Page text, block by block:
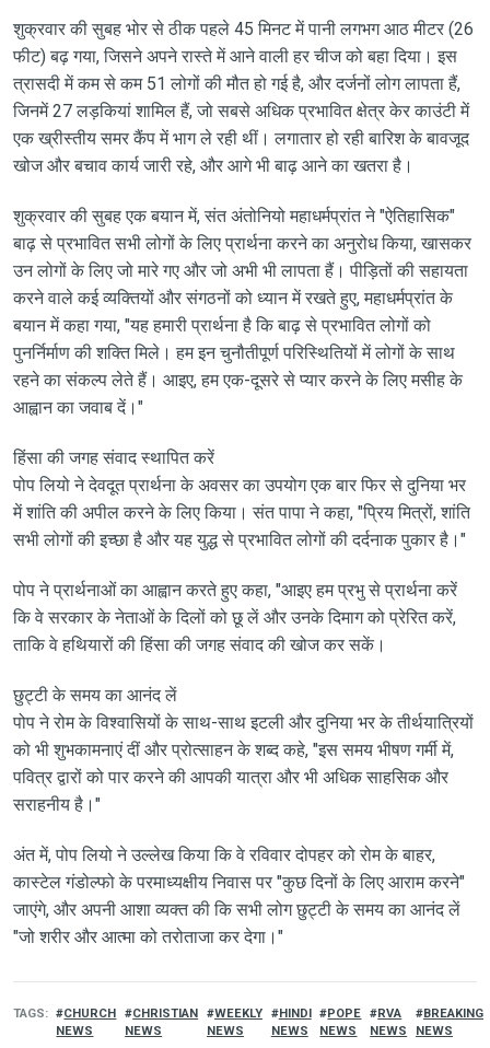
शुक्रवार की सुबह भोर से ठीक पहले 45 मिनट में पानी लगभग आठ मीटर (26
फीट) बढ़ गया, जिसने अपने रास्ते में आने वाली हर चीज को बहा दिया। इस
त्रासदी में कम से कम 51 लोगों की मौत हो गई है, और दर्जनों लोग लापता हैं,
जिनमें 27 लड़कियां शामिल हैं, जो सबसे अधिक प्रभावित क्षेत्र केर काउंटी में
एक ख्रीस्तीय समर कैंप में भाग ले रही थीं। लगातार हो रही बारिश के बावजूद
खोज और बचाव कार्य जारी रहे, और आगे भी बाढ़ आने का खतरा है।
शुक्रवार की सुबह एक बयान में, संत अंतोनियो महाधर्मप्रांत ने "ऐतिहासिक"
बाढ़ से प्रभावित सभी लोगों के लिए प्रार्थना करने का अनुरोध किया, खासकर
उन लोगों के लिए जो मारे गए और जो अभी भी लापता हैं। पीड़ितों की सहायता
करने वाले कई व्यक्तियों और संगठनों को ध्यान में रखते हुए, महाधर्मप्रांत के
बयान में कहा गया, "यह हमारी प्रार्थना है कि बाढ़ से प्रभावित लोगों को
पुनर्निर्माण की शक्ति मिले। हम इन चुनौतीपूर्ण परिस्थितियों में लोगों के साथ
रहने का संकल्प लेते हैं। आइए, हम एक-दूसरे से प्यार करने के लिए मसीह के
आह्वान का जवाब दें।"
हिंसा की जगह संवाद स्थापित करें
पोप लियो ने देवदूत प्रार्थना के अवसर का उपयोग एक बार फिर से दुनिया भर
में शांति की अपील करने के लिए किया। संत पापा ने कहा, "प्रिय मित्रों, शांति
सभी लोगों की इच्छा है और यह युद्ध से प्रभावित लोगों की दर्दनाक पुकार है।"
पोप ने प्रार्थनाओं का आह्वान करते हुए कहा, "आइए हम प्रभु से प्रार्थना करें
कि वे सरकार के नेताओं के दिलों को छू लें और उनके दिमाग को प्रेरित करें,
ताकि वे हथियारों की हिंसा की जगह संवाद की खोज कर सकें।
छुट्टी के समय का आनंद लें
पोप ने रोम के विश्वासियों के साथ-साथ इटली और दुनिया भर के तीर्थयात्रियों
को भी शुभकामनाएं दीं और प्रोत्साहन के शब्द कहे, "इस समय भीषण गर्मी में,
पवित्र द्वारों को पार करने की आपकी यात्रा और भी अधिक साहसिक और
सराहनीय है।"
अंत में, पोप लियो ने उल्लेख किया कि वे रविवार दोपहर को रोम के बाहर,
कास्टेल गंडोल्फो के परमाध्यक्षीय निवास पर "कुछ दिनों के लिए आराम करने"
जाएंगे, और अपनी आशा व्यक्त की कि सभी लोग छुट्टी के समय का आनंद लें
"जो शरीर और आत्मा को तरोताजा कर देगा।"
TAGS
CHURCH
NEWS
CHRISTIAN
NEWS
WEEKLY
NEWS
HINDI
NEWS
POPE
NEWS
RVA
NEWS
BREAKING
NEWS